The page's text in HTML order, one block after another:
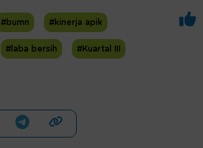
#bumn #kinerja apik
#laba bersih #Kuartal III